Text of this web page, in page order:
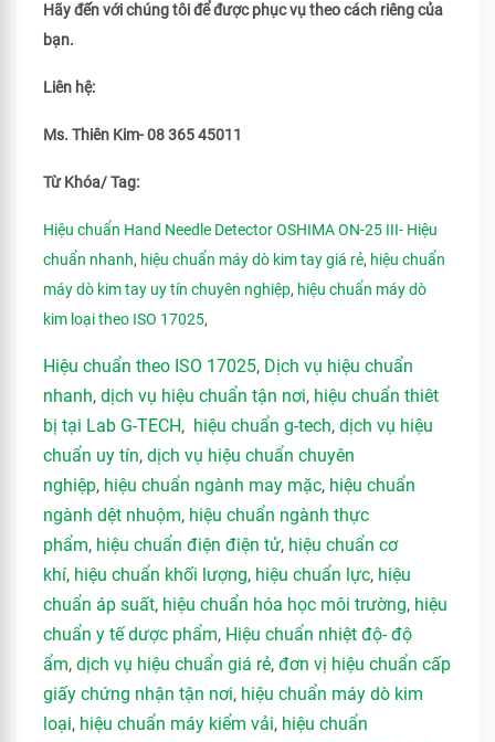
Hãy đến với chúng tôi để được phục vụ theo cách riêng của
bạn.
Liên hệ:
Ms. Thiên Kim- 08 365 45011
Từ Khóa/ Tag:
Hiệu chuẩn Hand Needle Detector OSHIMA ON-25 III- Hiệu
chuẩn nhanh, hiệu chuẩn máy dò kim tay giá rẻ, hiệu chuẩn
máy dò kim tay uy tín chuyên nghiệp, hiệu chuẩn máy dò
kim loại theo ISO 17025,
Hiệu chuẩn theo ISO 17025, Dịch vụ hiệu chuẩn
nhanh, dịch vụ hiệu chuẩn tận nơi, hiệu chuẩn thiêt
bị tại Lab G-TECH, hiệu chuẩn g-tech, dịch vụ hiệu
chuẩn uy tín, dịch vụ hiệu chuẩn chuyên
nghiệp, hiệu chuẩn ngành may mặc, hiệu chuẩn
ngành dệt nhuộm, hiệu chuẩn ngành thực
phẩm, hiệu chuẩn điện điện tử, hiệu chuẩn cơ
khí, hiệu chuẩn khối lượng, hiệu chuẩn lực, hiệu
chuẩn áp suất, hiệu chuẩn hóa học môi trường, hiệu
chuẩn y tế dược phẩm, Hiệu chuẩn nhiệt độ- độ
ẩm, dịch vụ hiệu chuẩn giá rẻ, đơn vị hiệu chuẩn cấp
giấy chứng nhận tận nơi, hiệu chuẩn máy dò kim
loại, hiệu chuẩn máy kiểm vải, hiệu chuẩn